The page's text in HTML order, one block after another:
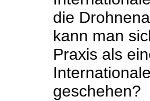
die
kann man
Praxis als
geschehen?